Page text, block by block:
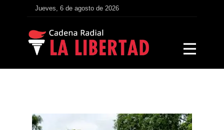
Jueves, 6 de agosto de 2026